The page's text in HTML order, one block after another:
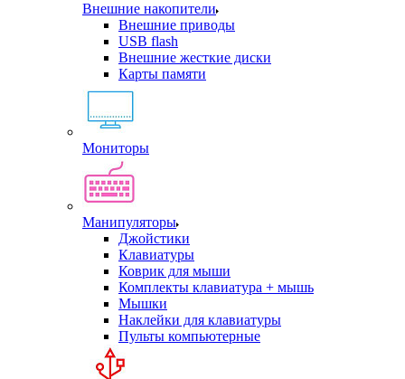
Внешние накопители
Внешние приводы
USB flash
Внешние жесткие диски
Карты памяти
Мониторы
Манипуляторы
Джойстики
Клавиатуры
Коврик для мыши
Комплекты клавиатура + мышь
Мышки
Наклейки для клавиатуры
Пульты компьютерные